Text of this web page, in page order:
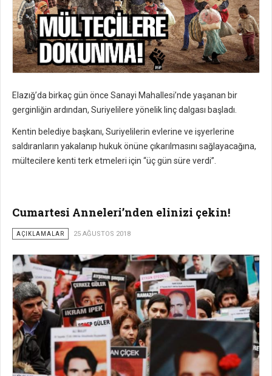
Elazığ’da birkaç gün önce Sanayi Mahallesi’nde yaşanan bir
gerginliğin ardından, Suriyelilere yönelik linç dalgası başladı.
Kentin belediye başkanı, Suriyelilerin evlerine ve işyerlerine
saldıranların yakalanıp hukuk önüne çıkarılmasını sağlayacağına,
mültecilere kenti terk etmeleri için “üç gün süre verdi”.
Cumartesi Anneleri’nden elinizi çekin!
AÇIKLAMALAR 25 AĞUSTOS 2018